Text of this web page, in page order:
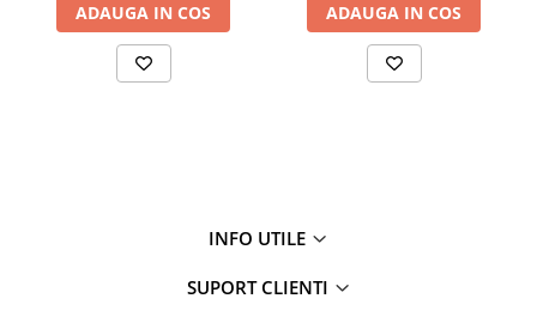
ADAUGA IN COS ADAUGA IN COS
INFO UTILE
SUPORT CLIENTI